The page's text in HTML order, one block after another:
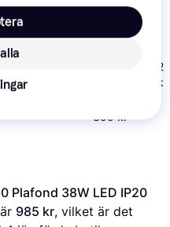
LED
Nordlux Oja 29
Plafond Black
399 kr
Plafond 38W LED IP20
är 985 kr, vilket är det